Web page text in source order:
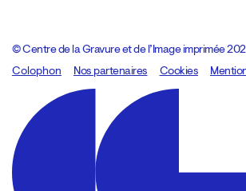
© Centre de la Gravure et de l’Image imprimée
Colophon
Design:Marcel Kaczmarek, code:8080.studio
Nos partenaires Cookies